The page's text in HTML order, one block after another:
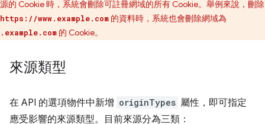
源的 Cookie 時，系統會刪除可註冊網域的所有 Cookie。舉例來說，刪除
https://www.example.com 的資料時，系統也會刪除網域為
.example.com 的 Cookie。
來源類型
在 API 的選項物件中新增 originTypes 屬性，即可指定
應受影響的來源類型。目前來源分為三類：